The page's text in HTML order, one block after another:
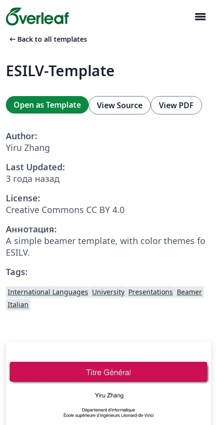
menu
arrow_left_alt Back to all templates
ESILV-Template
Open as Template View Source View PDF
Author:
Yiru Zhang
Last Updated:
3 года назад
License:
Creative Commons CC BY 4.0
Аннотация:
A simple beamer template, with color themes fo
ESILV.
Tags:
International Languages University Presentations Beamer
Italian